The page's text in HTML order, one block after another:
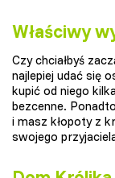
Właściwy
Czy chciałbyś
najlepiej udać się
kupić od niego
bezcenne.
i masz kłopoty z
swojego